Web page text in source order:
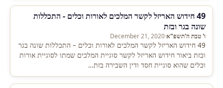
49 חידוש האריזל לקשר המלכים לאורות וכלים - התכללות
שונה בגר ובזת
ו' טבת ה'תשפ"א·
December 21, 2020
49 חידוש האריזל לקשר המלכים לאורות וכלים – התכללות שונה בגר
ובזת ביאור חידוש האריזל לקשר סוגיית המלכים שמתו לסוגיית אורות
וכלים שהוא סוגיית חסד ודין השבירה בזת…